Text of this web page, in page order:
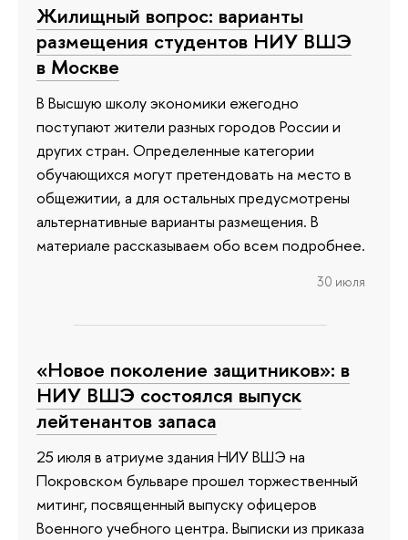
Жилищный вопрос: варианты
размещения студентов НИУ ВШЭ
в Москве
В Высшую школу экономики ежегодно
поступают жители разных городов России и
других стран. Определенные категории
обучающихся могут претендовать на место в
общежитии, а для остальных предусмотрены
альтернативные варианты размещения. В
материале рассказываем обо всем подробнее.
30 июля
«Новое поколение защитников»: в
НИУ ВШЭ состоялся выпуск
лейтенантов запаса
25 июля в атриуме здания НИУ ВШЭ на
Покровском бульваре прошел торжественный
митинг, посвященный выпуску офицеров
Военного учебного центра. Выписки из приказа